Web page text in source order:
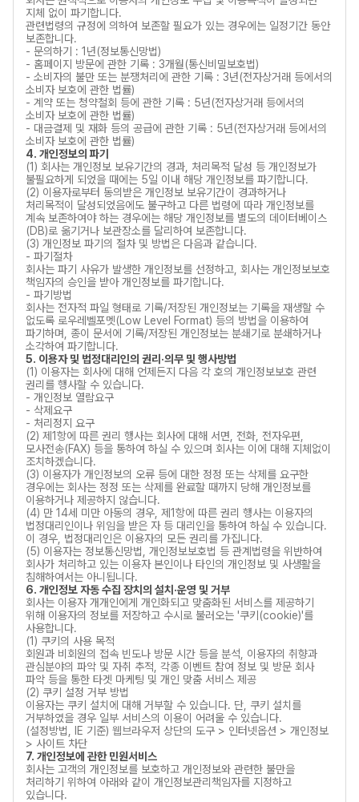
지체 없이 파기합니다.
관련법령의 규정에 의하여 보존할 필요가 있는 경우에는 일정기간 동안
보존합니다.
- 문의하기 : 1년(정보통신망법)
- 홈페이지 방문에 관한 기록 : 3개월(통신비밀보호법)
- 소비자의 불만 또는 분쟁처리에 관한 기록 : 3년(전자상거래 등에서의
소비자 보호에 관한 법률)
- 계약 또는 청약철회 등에 관한 기록 : 5년(전자상거래 등에서의
소비자 보호에 관한 법률)
- 대금결제 및 재화 등의 공급에 관한 기록 : 5년(전자상거래 등에서의
소비자 보호에 관한 법률)
4. 개인정보의 파기
(1) 회사는 개인정보 보유기간의 경과, 처리목적 달성 등 개인정보가
불필요하게 되었을 때에는 5일 이내 해당 개인정보를 파기합니다.
(2) 이용자로부터 동의받은 개인정보 보유기간이 경과하거나
처리목적이 달성되었음에도 불구하고 다른 법령에 따라 개인정보를
계속 보존하여야 하는 경우에는 해당 개인정보를 별도의 데이터베이스
(DB)로 옮기거나 보관장소를 달리하여 보존합니다.
(3) 개인정보 파기의 절차 및 방법은 다음과 같습니다.
- 파기절차
회사는 파기 사유가 발생한 개인정보를 선정하고, 회사는 개인정보보호
책임자의 승인을 받아 개인정보를 파기합니다.
- 파기방법
회사는 전자적 파일 형태로 기록/저장된 개인정보는 기록을 재생할 수
없도록 로우레벨포멧(Low Level Format) 등의 방법을 이용하여
파기하며, 종이 문서에 기록/저장된 개인정보는 분쇄기로 분쇄하거나
소각하여 파기합니다.
5. 이용자 및 법정대리인의 권리·의무 및 행사방법
(1) 이용자는 회사에 대해 언제든지 다음 각 호의 개인정보보호 관련
권리를 행사할 수 있습니다.
- 개인정보 열람요구
- 삭제요구
- 처리정지 요구
(2) 제1항에 따른 권리 행사는 회사에 대해 서면, 전화, 전자우편,
모사전송(FAX) 등을 통하여 하실 수 있으며 회사는 이에 대해 지체없이
조치하겠습니다.
(3) 이용자가 개인정보의 오류 등에 대한 정정 또는 삭제를 요구한
경우에는 회사는 정정 또는 삭제를 완료할 때까지 당해 개인정보를
이용하거나 제공하지 않습니다.
(4) 만 14세 미만 아동의 경우, 제1항에 따른 권리 행사는 이용자의
법정대리인이나 위임을 받은 자 등 대리인을 통하여 하실 수 있습니다.
이 경우, 법정대리인은 이용자의 모든 권리를 가집니다.
(5) 이용자는 정보통신망법, 개인정보보호법 등 관계법령을 위반하여
회사가 처리하고 있는 이용자 본인이나 타인의 개인정보 및 사생활을
침해하여서는 아니됩니다.
6. 개인정보 자동 수집 장치의 설치·운영 및 거부
회사는 이용자 개개인에게 개인화되고 맞춤화된 서비스를 제공하기
위해 이용자의 정보를 저장하고 수시로 불러오는 '쿠키(cookie)'를
사용합니다.
(1) 쿠키의 사용 목적
회원과 비회원의 접속 빈도나 방문 시간 등을 분석, 이용자의 취향과
관심분야의 파악 및 자취 추적, 각종 이벤트 참여 정보 및 방문 회사
파악 등을 통한 타겟 마케팅 및 개인 맞춤 서비스 제공
(2) 쿠키 설정 거부 방법
이용자는 쿠키 설치에 대해 거부할 수 있습니다. 단, 쿠키 설치를
거부하였을 경우 일부 서비스의 이용이 어려울 수 있습니다.
(설정방법, IE 기준) 웹브라우저 상단의 도구 > 인터넷옵션 > 개인정보
> 사이트 차단
7. 개인정보에 관한 민원서비스
회사는 고객의 개인정보를 보호하고 개인정보와 관련한 불만을
처리하기 위하여 아래와 같이 개인정보관리책임자를 지정하고
있습니다.